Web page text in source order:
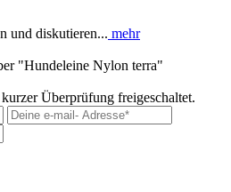
und diskutieren... mehr
"Hundeleine Nylon terra"
Überprüfung freigeschaltet.